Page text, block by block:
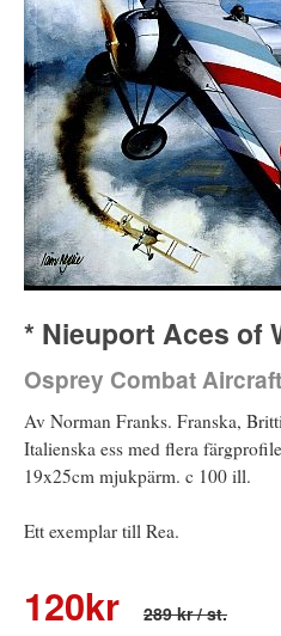
* Nieuport Aces of
Osprey Combat
Av Norman Franks. Franska,
Italienska ess med flera
19x25cm mjukpärm. c 100 ill.
Ett exemplar till Rea.
120kr 289 kr/ st.